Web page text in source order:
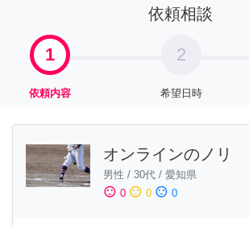
依頼相談
1
依頼内容
2
希望日時
オンラインのノリ
男性 / 30代 / 愛知県
sentiment_satisfied 0 sentiment_neutral 0 sentiment_dissatisfied 0